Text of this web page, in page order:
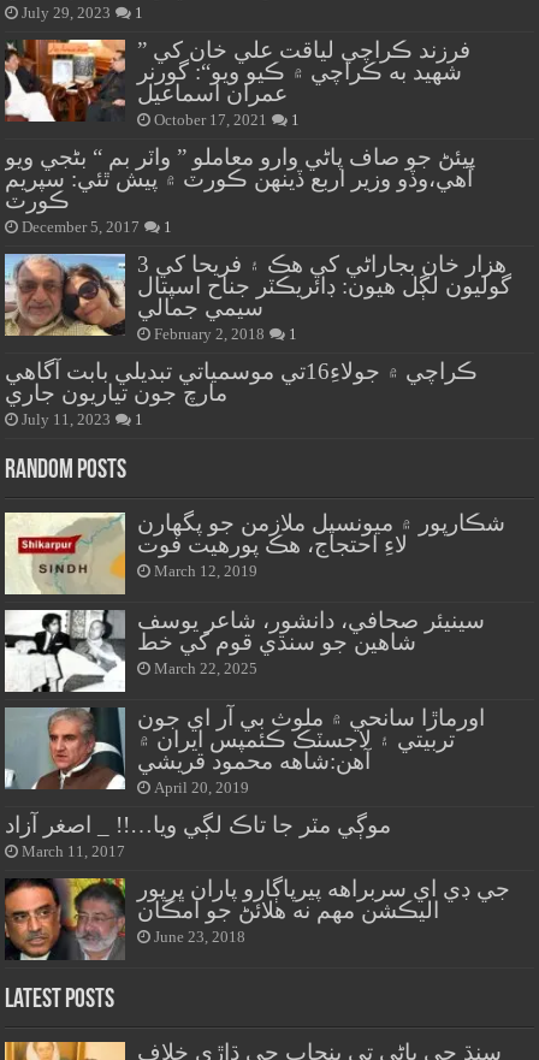
July 29, 2023 1
” فرزند ڪراچي لياقت علي خان کي
شهيد به ڪراچي ۾ ڪيو ويو“: گورنر
عمران اسماعيل
October 17, 2021 1
پيئڻ جو صاف پاڻي وارو معاملو ” واٽر بم “ بڻجي ويو
آهي،وڏو وزير اربع ڏينهن ڪورٽ ۾ پيش ٿئي: سپريم
ڪورٽ
December 5, 2017 1
هزار خان بجاراڻي کي هڪ ۽ فريحا کي 3
گوليون لڳل هيون: ڊائريڪٽر جناح اسپتال
سيمي جمالي
February 2, 2018 1
ڪراچي ۾ جولاءِ16تي موسمياتي تبديلي بابت آگاهي
مارچ جون تياريون جاري
July 11, 2023 1
Random Posts
شڪارپور ۾ ميونسپل ملازمن جو پگهارن
لاءِ احتجاج، هڪ پورهيت فوت
March 12, 2019
سينيئر صحافي، دانشور، شاعر يوسف
شاهين جو سنڌي قوم کي خط
March 22, 2025
اورماڙا سانحي ۾ ملوث بي آر اي جون
تربيتي ۽ لاجسٽڪ ڪئمپس ايران ۾
آهن:شاهه محمود قريشي
April 20, 2019
موڳي مٽر جا تاڪ لڳي ويا…!! _ اصغر آزاد
March 11, 2017
جي ڊي اي سربراهه پيرپاڳارو پاران ڀرپور
اليڪشن مهم نه هلائڻ جو امڪان
June 23, 2018
Latest Posts
سنڌ جي پاڻي تي پنجاب جي ڌاڙي خلاف